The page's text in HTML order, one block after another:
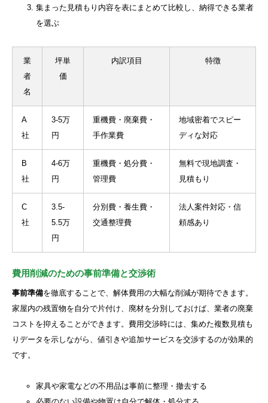
集まった見積もり内容を表にまとめて比較し、納得できる業者
を選ぶ
業
者
名
坪単
価
内訳項目 特徴
A
社
3-5万
円
重機費・廃棄費・
手作業費
地域密着でスピー
ディな対応
B
社
4-6万
円
重機費・処分費・
管理費
無料で現地調査・
見積もり
C
社
3.5-
5.5万
円
分別費・養生費・
交通整理費
法人案件対応・信
頼感あり
費用削減のための事前準備と交渉術
事前準備を徹底することで、解体費用の大幅な削減が期待できます。
家屋内の残置物を自分で片付け、廃材を分別しておけば、業者の廃棄
コストを抑えることができます。費用交渉時には、集めた複数見積も
りデータを示しながら、値引きや追加サービスを交渉するのが効果的
です。
家具や家電などの不用品は事前に整理・撤去する